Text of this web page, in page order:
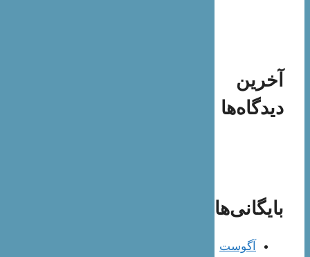
آخرین
دیدگاه‌ها
بایگانی‌ها
آگوست